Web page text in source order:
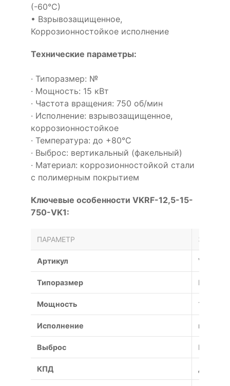
(-60°С)
• Взрывозащищенное,
Коррозионностойкое исполнение
Технические параметры:
· Типоразмер: №
· Мощность: 15 кВт
· Частота вращения: 750 об/мин
· Исполнение: взрывозащищенное,
коррозионностойкое
· Температура: до +80°С
· Выброс: вертикальный (факельный)
· Материал: коррозионностойкой стали
с полимерным покрытием
Ключевые особенности VKRF-12,5-15-
750-VK1:
ПАРАМЕТР
Артикул VKRF-
Типоразмер №
Мощность 15 кВт
Исполнение
Выброс
КПД До 75%